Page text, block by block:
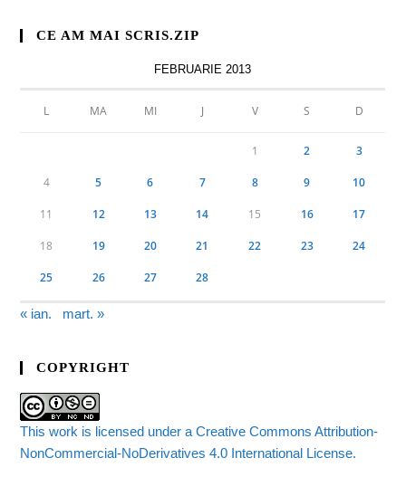
CE AM MAI SCRIS.ZIP
FEBRUARIE 2013
L MA MI J V S D
1 2 3
4 5 6 7 8 9 10
11 12 13 14 15 16 17
18 19 20 21 22 23 24
25 26 27 28
« ian. mart. »
COPYRIGHT
This work is licensed under a Creative Commons Attribution-
NonCommercial-NoDerivatives 4.0 International License.